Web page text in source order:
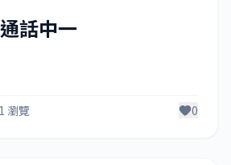
話中一
瀏覽 0